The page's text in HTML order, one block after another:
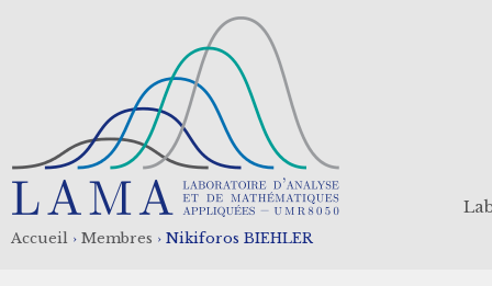
Accueil › Membres › Nikiforos BIEHLER